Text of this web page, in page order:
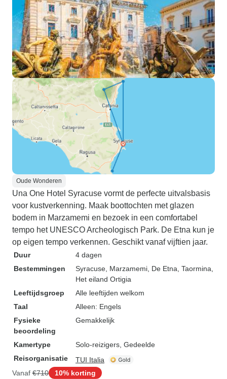
Oude Wonderen
Una One Hotel Syracuse vormt de perfecte uitvalsbasis
voor kustverkenning. Maak boottochten met glazen
bodem in Marzamemi en bezoek in een comfortabel
tempo het UNESCO Archeologisch Park. De Etna kun je
op eigen tempo verkennen. Geschikt vanaf vijftien jaar.
Duur
4 dagen
Bestemmingen
Syracuse , Marzamemi , De Etna , Taormina
Het eiland Ortigia
Leeftijdsgroep
Alle leeftijden welkom
Taal
Alleen: Engels
Fysieke
beoordeling
Gemakkelijk
Kamertype
Solo-reizigers, Gedeelde
Reisorganisatie
TUI Italia
Vanaf €710 10% korting